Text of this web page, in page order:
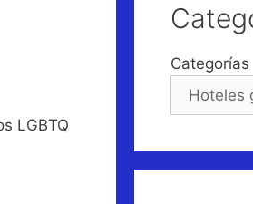
LGBTQ
Categorías